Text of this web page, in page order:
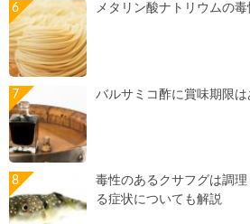
メタリン酸ナトリウムの
バルサミコ酢に賞味期限
毒性のあるクサフグは調
る症状についても解説